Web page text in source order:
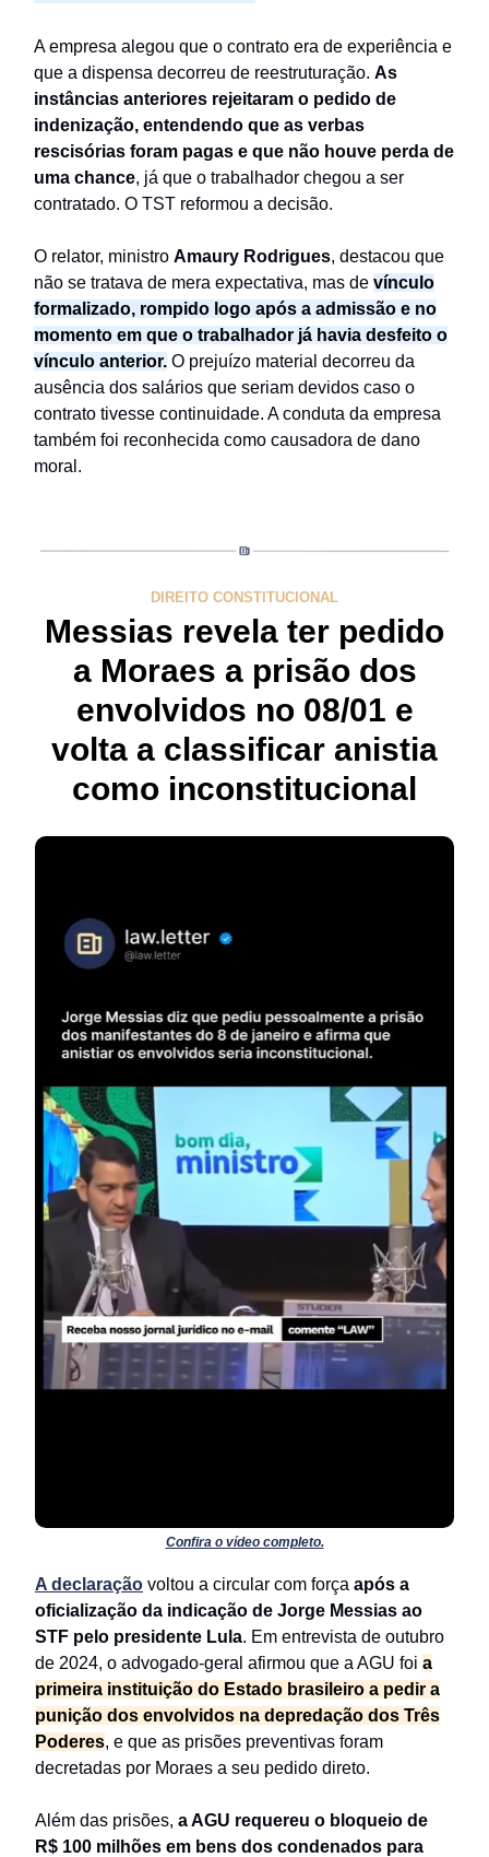
A empresa alegou que o contrato era de experiência e
que a dispensa decorreu de reestruturação. As
instâncias anteriores rejeitaram o pedido de
indenização, entendendo que as verbas
rescisórias foram pagas e que não houve perda de
uma chance, já que o trabalhador chegou a ser
contratado. O TST reformou a decisão.
O relator, ministro Amaury Rodrigues, destacou que
não se tratava de mera expectativa, mas de vínculo
formalizado, rompido logo após a admissão e no
momento em que o trabalhador já havia desfeito o
vínculo anterior. O prejuízo material decorreu da
ausência dos salários que seriam devidos caso o
contrato tivesse continuidade. A conduta da empresa
também foi reconhecida como causadora de dano
moral.
DIREITO CONSTITUCIONAL
Messias revela ter pedido
a Moraes a prisão dos
envolvidos no 08/01 e
volta a classificar anistia
como inconstitucional
Confira o vídeo completo.
A declaração voltou a circular com força após a
oficialização da indicação de Jorge Messias ao
STF pelo presidente Lula. Em entrevista de outubro
de 2024, o advogado-geral afirmou que a AGU foi a
primeira instituição do Estado brasileiro a pedir a
punição dos envolvidos na depredação dos Três
Poderes, e que as prisões preventivas foram
decretadas por Moraes a seu pedido direto.
Além das prisões, a AGU requereu o bloqueio de
R$ 100 milhões em bens dos condenados para